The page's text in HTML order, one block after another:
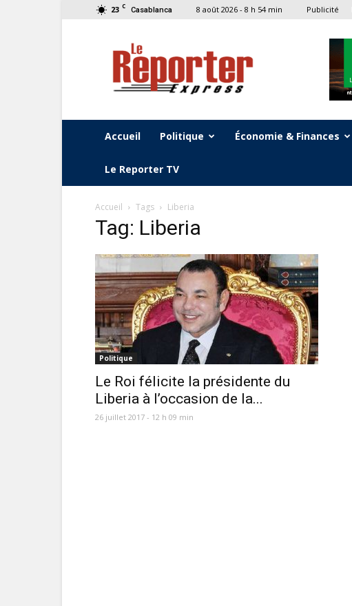
23 C Casablanca 8 août 2026 - 8 h 54 min Publicité
Le
Reporter
Express
Accueil Politique Économie & Finances
Le Reporter TV
Accueil Tags Liberia
Tag: Liberia
Politique
Le Roi félicite la présidente du
Liberia à l’occasion de la...
26 juillet 2017 - 12 h 09 min